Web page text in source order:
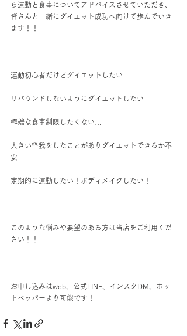
ら運動と食事についてアドバイスさせていただき、
皆さんと一緒にダイエット成功へ向けて歩んでいき
ます！！
運動初心者だけどダイエットしたい
リバウンドしないようにダイエットしたい
極端な食事制限したくない…
大きい怪我をしたことがありダイエットできるか不
安
定期的に運動したい！ボディメイクしたい！
このような悩みや要望のある方は当店をご利用くだ
さい！！
お申し込みはweb、公式LINE、インスタDM、ホッ
トペッパーより可能です！